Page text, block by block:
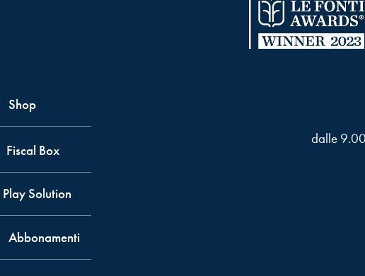
Shop
Fiscal Box
Play Solution
Abbonamenti
dalle